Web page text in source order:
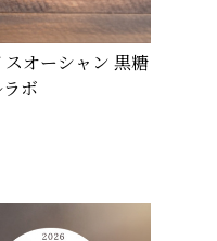
オーシャン 黒糖
ボ